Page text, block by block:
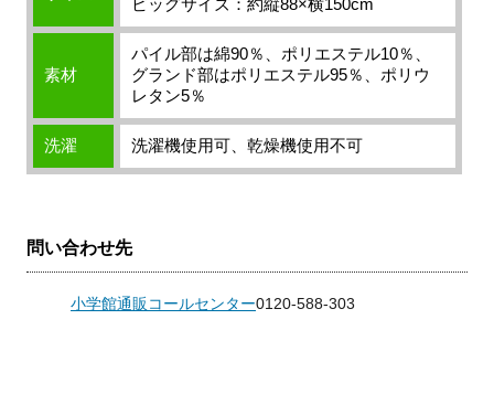
ビッグサイズ：約縦88×横150cm
素材
パイル部は綿90％、ポリエステル10％、
グランド部はポリエステル95％、ポリウ
レタン5％
洗濯 洗濯機使用可、乾燥機使用不可
問い合わせ先
小学館通販コールセンター0120-588-303